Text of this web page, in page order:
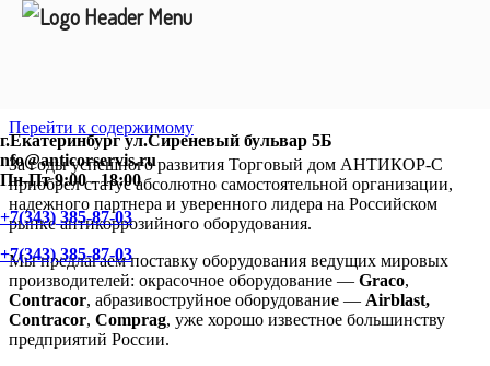
Перейти к содержимому
За годы успешного развития Торговый дом АНТИКОР-С
приобрел статус абсолютно самостоятельной организации,
надежного партнера и уверенного лидера на Российском
рынке антикоррозийного оборудования.
Мы предлагаем поставку оборудования ведущих мировых
производителей: окрасочное оборудование — Graco,
Contracor, абразивоструйное оборудование — Airblast,
Contracor, Comprag, уже хорошо известное большинству
предприятий России.
г.Екатеринбург ул.Сиреневый бульвар 5Б
nfo@anticorservis.ru
Пн-Пт 9:00 - 18:00
+7(343) 385-87-03
+7(343) 385-87-03